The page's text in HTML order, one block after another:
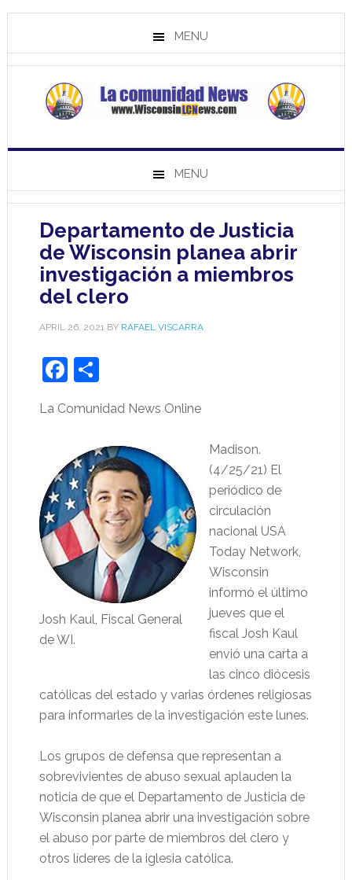
MENU
MENU
Departamento de Justicia
de Wisconsin planea abrir
investigación a miembros
del clero
APRIL 26, 2021BY RAFAEL VISCARRA
Facebook
Share
La Comunidad News Online
Josh Kaul, Fiscal General
de WI.
Madison.
(4/25/21) El
periódico de
circulación
nacional USA
Today Network,
Wisconsin
informó el último
jueves que el
fiscal Josh Kaul
envió una carta a
las cinco diócesis
católicas del estado y varias órdenes religiosas
para informarles de la investigación este lunes.
Los grupos de defensa que representan a
sobrevivientes de abuso sexual aplauden la
noticia de que el Departamento de Justicia de
Wisconsin planea abrir una investigación sobre
el abuso por parte de miembros del clero y
otros líderes de la iglesia católica.